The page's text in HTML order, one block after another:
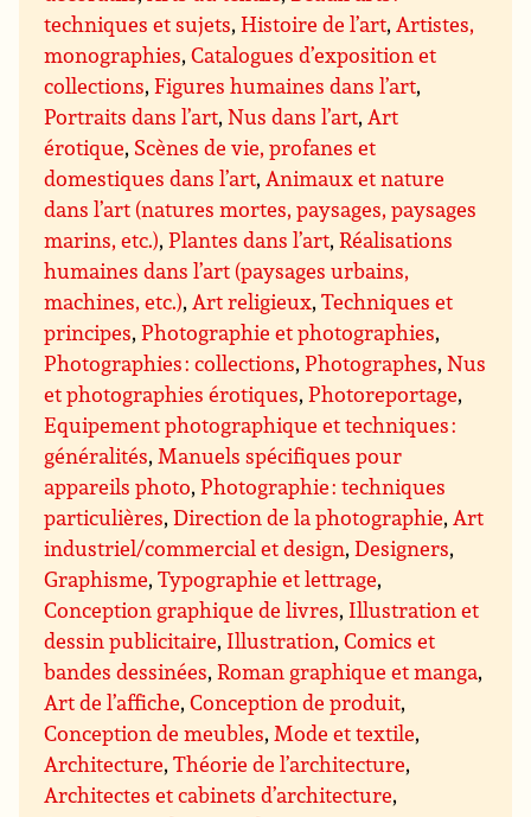
techniques et sujets,Histoire de l’art,Artistes,
monographies,Catalogues d’exposition et
collections,Figures humaines dans l’art,
Portraits dans l’art,Nus dans l’art,Art
érotique, Scènes de vie, profanes et
domestiques dans l’art,Animaux et nature
dans l’art (natures mortes, paysages, paysages
marins, etc.),Plantes dans l’art,Réalisations
humaines dans l’art (paysages urbains,
machines, etc.),Art religieux,Techniques et
principes,Photographie et photographies,
Photographies : collections,Photographes,Nus
et photographies érotiques,Photoreportage,
Equipement photographique et techniques :
généralités,Manuels spécifiques pour
appareils photo,Photographie : techniques
particulières,Direction de la photographie,Art
industriel/commercial et design,Designers,
Graphisme,Typographie et lettrage,
Conception graphique de livres, Illustration et
dessin publicitaire, Illustration,Comics et
bandes dessinées,Roman graphique et manga,
Art de l’affiche,Conception de produit,
Conception de meubles,Mode et textile,
Architecture,Théorie de l’architecture,
Architectes et cabinets d’architecture,